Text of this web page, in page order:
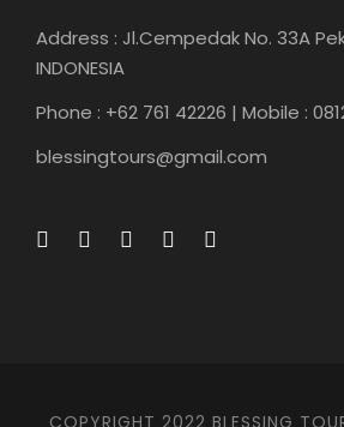
Address : Jl.Cempedak No. 33A
INDONESIA
Phone : +62 761 42226 | Mobile :
blessingtours@gmail.com
COPYRIGHT 2022 BLESSING